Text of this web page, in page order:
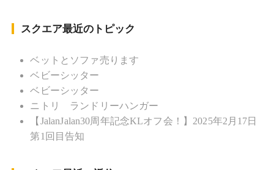
スクエア最近のトピック
ベットとソファ売ります
ベビーシッター
ベビーシッター
ニトリ ランドリーハンガー
【JalanJalan30周年記念KLオフ会！】2025年2月17日
第1回目告知